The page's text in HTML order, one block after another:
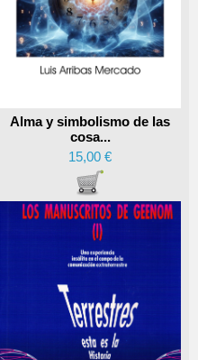
Alma y simbolismo de las
cosa...
15,00 €